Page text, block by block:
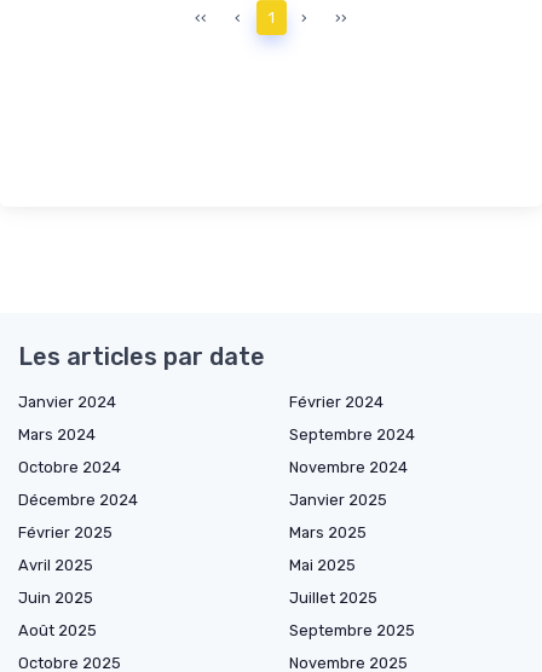
‹‹ ‹ 1 › ››
Les articles par date
Janvier 2024
Février 2024
Mars 2024
Septembre 2024
Octobre 2024
Novembre 2024
Décembre 2024
Janvier 2025
Février 2025
Mars 2025
Avril 2025
Mai 2025
Juin 2025
Juillet 2025
Août 2025
Septembre 2025
Octobre 2025
Novembre 2025